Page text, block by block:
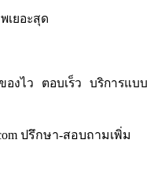
เยอะสุด
งไว ตอบเร็ว บริการแบบ
ปรึกษา-สอบถามเพิ่ม